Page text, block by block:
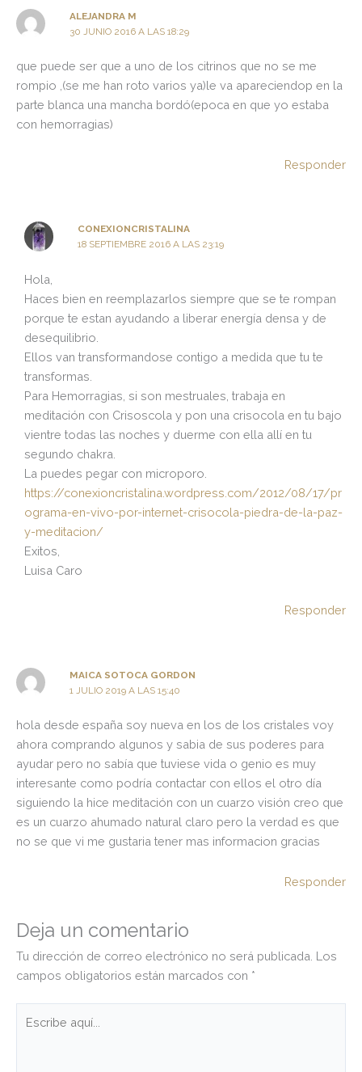
ALEJANDRA M
30 JUNIO 2016 A LAS 18:29
que puede ser que a uno de los citrinos que no se me
rompio ,(se me han roto varios ya)le va apareciendop en la
parte blanca una mancha bordó(epoca en que yo estaba
con hemorragias)
Responder
CONEXIONCRISTALINA
18 SEPTIEMBRE 2016 A LAS 23:19
Hola,
Haces bien en reemplazarlos siempre que se te rompan
porque te estan ayudando a liberar energía densa y de
desequilibrio.
Ellos van transformandose contigo a medida que tu te
transformas.
Para Hemorragias, si son mestruales, trabaja en
meditación con Crisoscola y pon una crisocola en tu bajo
vientre todas las noches y duerme con ella allí en tu
segundo chakra.
La puedes pegar con microporo.
https://conexioncristalina.wordpress.com/2012/08/17/pr
ograma-en-vivo-por-internet-crisocola-piedra-de-la-paz-
y-meditacion/
Exitos,
Luisa Caro
Responder
MAICA SOTOCA GORDON
1 JULIO 2019 A LAS 15:40
hola desde españa soy nueva en los de los cristales voy
ahora comprando algunos y sabia de sus poderes para
ayudar pero no sabía que tuviese vida o genio es muy
interesante como podría contactar con ellos el otro día
siguiendo la hice meditación con un cuarzo visión creo que
es un cuarzo ahumado natural claro pero la verdad es que
no se que vi me gustaria tener mas informacion gracias
Responder
Deja un comentario
Tu dirección de correo electrónico no será publicada. Los
campos obligatorios están marcados con *
aquí...